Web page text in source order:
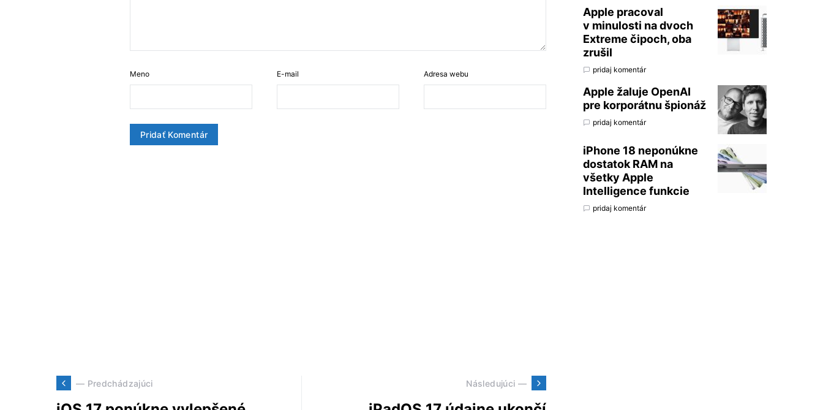
Meno E-mail Adresa webu
— Predchádzajúci Následujúci —
Apple pracoval
v minulosti na dvoch
Extreme čipoch, oba
zrušil
pridaj komentár
Apple žaluje OpenAI
pre korporátnu špionáž
pridaj komentár
iPhone 18 neponúkne
dostatok RAM na
všetky Apple
Intelligence funkcie
pridaj komentár